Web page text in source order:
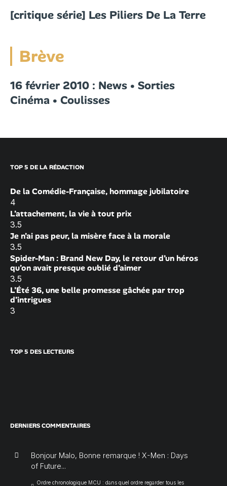
[critique série] Les Piliers De La Terre
Brève
16 février 2010 : News • Sorties
Cinéma • Coulisses
TOP 5 DE LA RÉDACTION
De la Comédie-Française, hommage jubilatoire
4
L’attachement, la vie à tout prix
3.5
Je n’ai pas peur, la misère face à la morale
3.5
Spider-Man : Brand New Day, le retour d’un héros
qu’on avait presque oublié d’aimer
3.5
L’Été 36, une belle promesse gâchée par trop
d’intrigues
3
TOP 5 DES LECTEURS
DERNIERS COMMENTAIRES
Bonjour Malo, Bonne remarque ! X-Men : Days
of Future...
Ordre chronologique MCU : dans quel ordre regarder tous les